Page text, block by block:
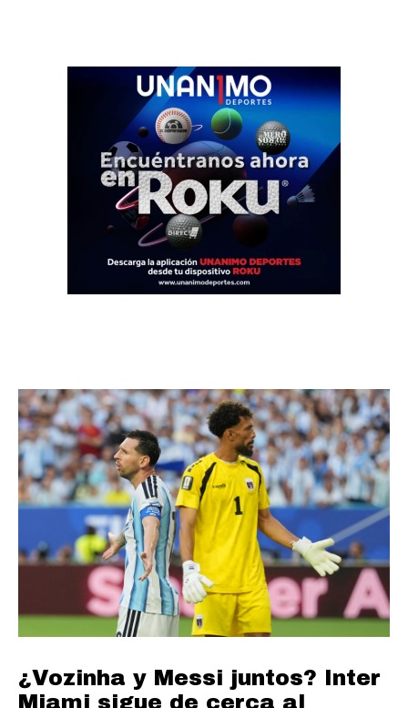
¿Vozinha y Messi juntos? Inter
Miami sigue de cerca al